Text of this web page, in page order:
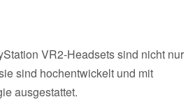
VR2-Headsets sind nicht nur
sind hochentwickelt und mit
ausgestattet.